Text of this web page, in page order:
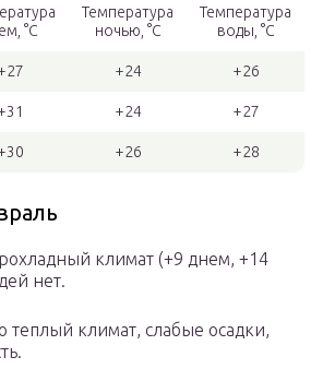
°С
Температура
ночью, °С
Температура
воды, °С
+24 +26
+24 +27
+26 +28
климат (+9 днем, +14
нет.
теплый климат, слабые осадки,